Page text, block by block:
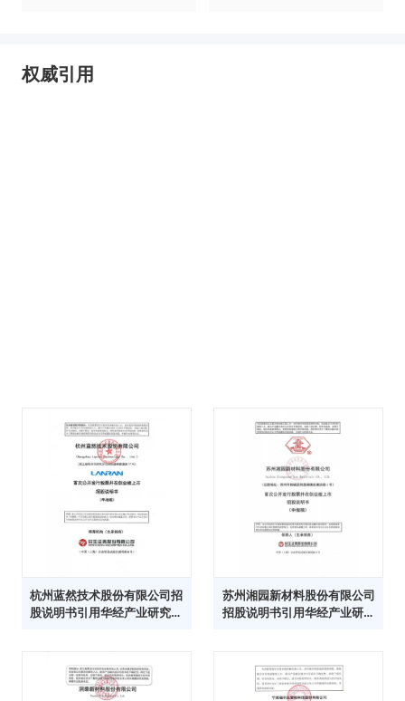
权威引用
杭州蓝然技术股份有限公司招
股说明书引用华经产业研究院
苏州湘园新材料股份有限公司
招股说明书引用华经产业研究